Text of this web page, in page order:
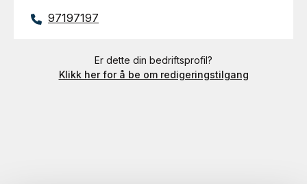
97197197
Er dette din bedriftsprofil?
Klikk her for å be om redigeringstilgang